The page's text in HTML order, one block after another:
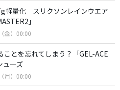
軽量化 スリクソンレインウエア
」
金）00:00
ことを忘れてしまう？「GEL-ACE
ューズ
月）00:00